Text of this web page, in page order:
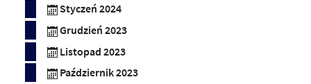
Styczeń 2024
Grudzień 2023
Listopad 2023
Październik 2023